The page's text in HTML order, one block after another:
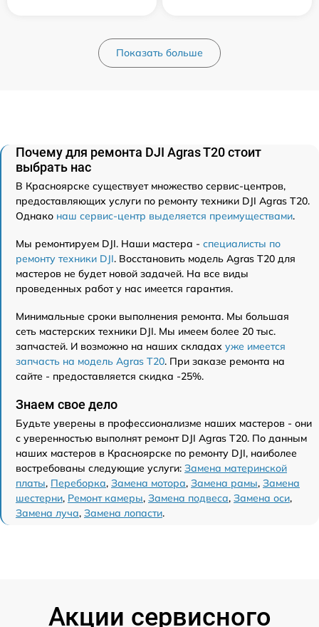
Показать больше
Почему для ремонта DJI Agras T20 стоит
выбрать нас
В Красноярске существует множество сервис-центров,
предоставляющих услуги по ремонту техники DJI Agras T20.
Однако наш сервис-центр выделяется преимуществами.
Мы ремонтируем DJI. Наши мастера - специалисты по
ремонту техники DJI. Восстановить модель Agras T20 для
мастеров не будет новой задачей. На все виды
проведенных работ у нас имеется гарантия.
Минимальные сроки выполнения ремонта. Мы большая
сеть мастерских техники DJI. Мы имеем более 20 тыс.
запчастей. И возможно на наших складах уже имеется
запчасть на модель Agras T20. При заказе ремонта на
сайте - предоставляется скидка -25%.
Знаем свое дело
Будьте уверены в профессионализме наших мастеров - они
с уверенностью выполнят ремонт DJI Agras T20. По данным
наших мастеров в Красноярске по ремонту DJI, наиболее
востребованы следующие услуги: Замена материнской
платы, Переборка, Замена мотора, Замена рамы, Замена
шестерни, Ремонт камеры, Замена подвеса, Замена оси,
Замена луча, Замена лопасти.
Акции сервисного